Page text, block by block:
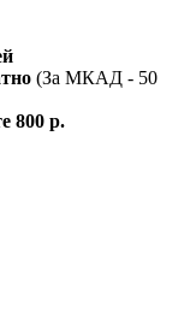
(За МКАД - 50
800 р.